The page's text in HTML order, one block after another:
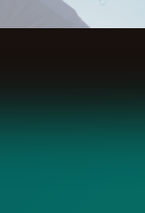
usługi online w